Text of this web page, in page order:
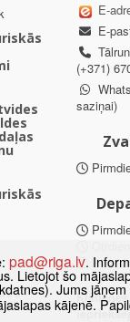
E-
E-
(+371)
saziņai)
pad@riga.lv.
Lietojot šo
Jums
kājenē.